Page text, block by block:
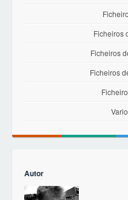
Ficheiros
Ficheiros
Ficheiros
Autor